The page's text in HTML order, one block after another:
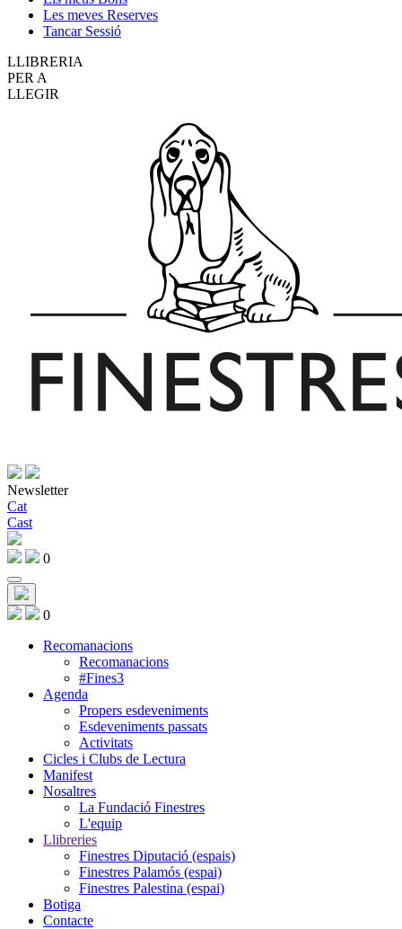
Les meves Reserves
Tancar Sessió
LLIBRERIA
PER A
LLEGIR
Newsletter
Cat
Cast
0
0
Recomanacions
Recomanacions
#Fines3
Agenda
Propers esdeveniments
Esdeveniments passats
Activitats
Cicles i Clubs de Lectura
Manifest
Nosaltres
La Fundació Finestres
L'equip
Llibreries
Finestres Diputació (espais)
Finestres Palamós (espai)
Finestres Palestina (espai)
Botiga
Contacte